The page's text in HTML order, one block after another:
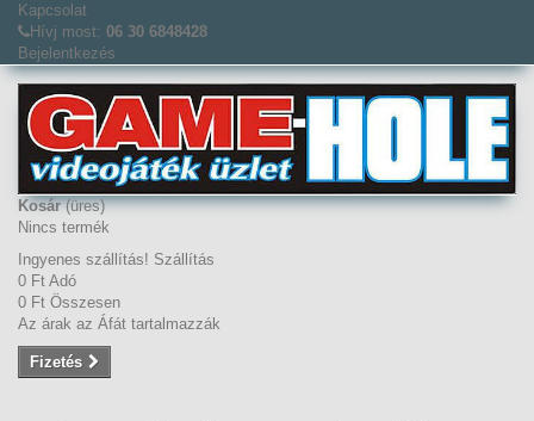
Kapcsolat
Hívj most: 06 30 6848428
Bejelentkezés
Kosár (üres)
Nincs termék
Ingyenes szállítás! Szállítás
0 Ft‎ Adó
0 Ft‎ Összesen
Az árak az Áfát tartalmazzák
Fizetés